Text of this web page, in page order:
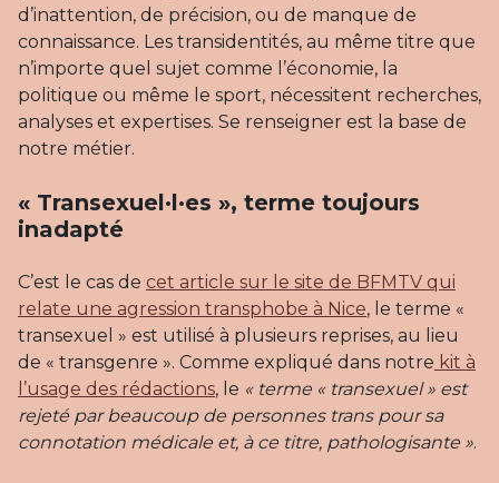
d’inattention, de précision, ou de manque de
connaissance. Les transidentités, au même titre que
n’importe quel sujet comme l’économie, la
politique ou même le sport, nécessitent recherches,
analyses et expertises. Se renseigner est la base de
notre métier.
« Transexuel·l·es », terme toujours
inadapté
C’est le cas de cet article sur le site de BFMTV qui
relate une agression transphobe à Nice, le terme «
transexuel » est utilisé à plusieurs reprises, au lieu
de « transgenre ». Comme expliqué dans notre kit à
l’usage des rédactions, le « terme « transexuel » est
rejeté par beaucoup de personnes trans pour sa
connotation médicale et, à ce titre, pathologisante ».